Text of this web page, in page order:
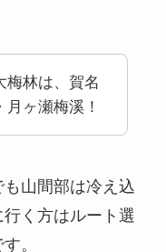
梅林は、賀名
ヶ瀬梅溪！
山間部は冷え込
く方はルート選
。